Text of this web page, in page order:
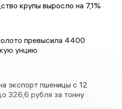
крупы выросло на 7,1%
превысила 4400
унцию
экспорт пшеницы с 12
326,6 рубля за тонну